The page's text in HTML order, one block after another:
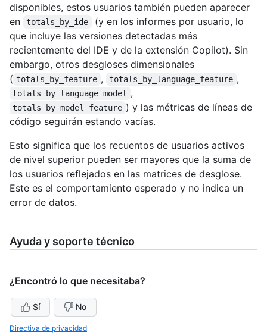
disponibles, estos usuarios también pueden aparecer
en
totals_by_ide
(y en los informes por usuario, lo
que incluye las versiones detectadas más
recientemente del IDE y de la extensión Copilot). Sin
embargo, otros desgloses dimensionales
( totals_by_feature , totals_by_language_feature ,
totals_by_language_model ,
totals_by_model_feature ) y las métricas de líneas de
código seguirán estando vacías.
Esto significa que los recuentos de usuarios activos
de nivel superior pueden ser mayores que la suma de
los usuarios reflejados en las matrices de desglose.
Este es el comportamiento esperado y no indica un
error de datos.
Ayuda y soporte técnico
¿Encontró lo que necesitaba?
Sí No
Directiva de privacidad